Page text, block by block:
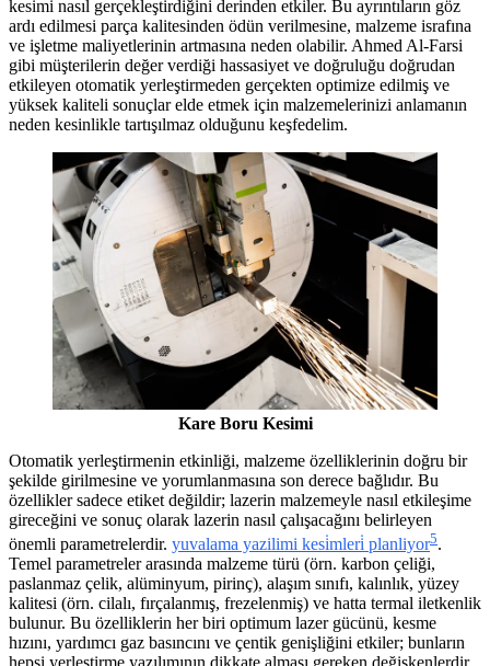
kesimi nasıl gerçekleştirdiğini derinden etkiler. Bu ayrıntıların göz
ardı edilmesi parça kalitesinden ödün verilmesine, malzeme israfına
ve işletme maliyetlerinin artmasına neden olabilir. Ahmed Al-Farsi
gibi müşterilerin değer verdiği hassasiyet ve doğruluğu doğrudan
etkileyen otomatik yerleştirmeden gerçekten optimize edilmiş ve
yüksek kaliteli sonuçlar elde etmek için malzemelerinizi anlamanın
neden kesinlikle tartışılmaz olduğunu keşfedelim.
Kare Boru Kesimi
Otomatik yerleştirmenin etkinliği, malzeme özelliklerinin doğru bir
şekilde girilmesine ve yorumlanmasına son derece bağlıdır. Bu
özellikler sadece etiket değildir; lazerin malzemeyle nasıl etkileşime
gireceğini ve sonuç olarak lazerin nasıl çalışacağını belirleyen
önemli parametrelerdir. yuvalama yazilimi kesi̇mleri̇ planliyor5.
Temel parametreler arasında malzeme türü (örn. karbon çeliği,
paslanmaz çelik, alüminyum, pirinç), alaşım sınıfı, kalınlık, yüzey
kalitesi (örn. cilalı, fırçalanmış, frezelenmiş) ve hatta termal iletkenlik
bulunur. Bu özelliklerin her biri optimum lazer gücünü, kesme
hızını, yardımcı gaz basıncını ve çentik genişliğini etkiler; bunların